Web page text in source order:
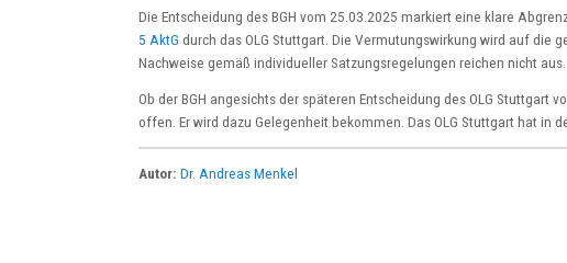
Die Entscheidung des BGH vom 25.03.2025 markiert eine klare
5 AktG durch das OLG Stuttgart. Die Vermutungswirkung wird auf die
Nachweise gemäß individueller Satzungsregelungen reichen nicht aus.
Ob der BGH angesichts der späteren Entscheidung des OLG Stuttgart
offen. Er wird dazu Gelegenheit bekommen. Das OLG Stuttgart hat in
Autor: Dr. Andreas Menkel